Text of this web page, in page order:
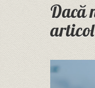
Dacă
articol